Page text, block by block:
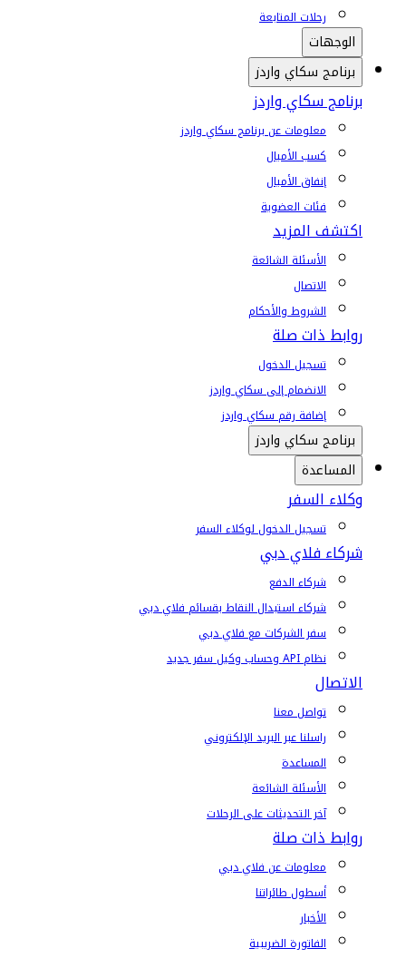
رحلات المتابعة
الوجهات
برنامج سكاي واردز
برنامج سكاي واردز
معلومات عن برنامج سكاي واردز
كسب الأميال
إنفاق الأميال
فئات العضوية
اكتشف المزيد
الأسئلة الشائعة
الاتصال
الشروط والأحكام
روابط ذات صلة
تسجيل الدخول
الانضمام إلى سكاي واردز
إضافة رقم سكاي واردز
برنامج سكاي واردز
المساعدة
وكلاء السفر
تسجيل الدخول لوكلاء السفر
شركاء فلاي دبي
شركاء الدفع
شركاء استبدال النقاط بقسائم فلاي دبي
سفر الشركات مع فلاي دبي
نظام API وحساب وكيل سفر جديد
الاتصال
تواصل معنا
راسلنا عبر البريد الإلكتروني
المساعدة
الأسئلة الشائعة
آخر التحديثات على الرحلات
روابط ذات صلة
معلومات عن فلاي دبي
أسطول طائراتنا
الأخبار
الفاتورة الضريبية